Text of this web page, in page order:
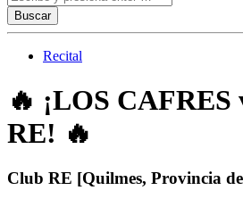
Recital
🔥 ¡LOS CAFRES
RE! 🔥
Club RE [Quilmes, Provincia